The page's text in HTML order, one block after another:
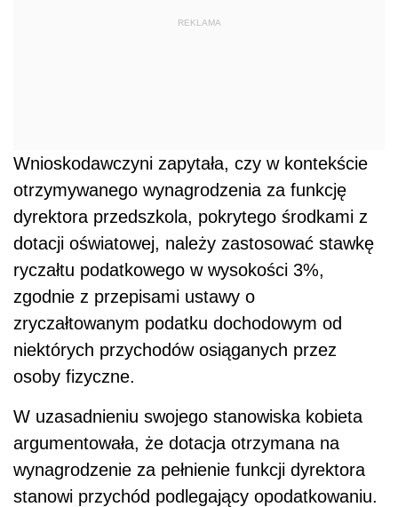
REKLAMA
Wnioskodawczyni zapytała, czy w kontekście
otrzymywanego wynagrodzenia za funkcję
dyrektora przedszkola, pokrytego środkami z
dotacji oświatowej, należy zastosować stawkę
ryczałtu podatkowego w wysokości 3%,
zgodnie z przepisami ustawy o
zryczałtowanym podatku dochodowym od
niektórych przychodów osiąganych przez
osoby fizyczne.
W uzasadnieniu swojego stanowiska kobieta
argumentowała, że dotacja otrzymana na
wynagrodzenie za pełnienie funkcji dyrektora
stanowi przychód podlegający opodatkowaniu.